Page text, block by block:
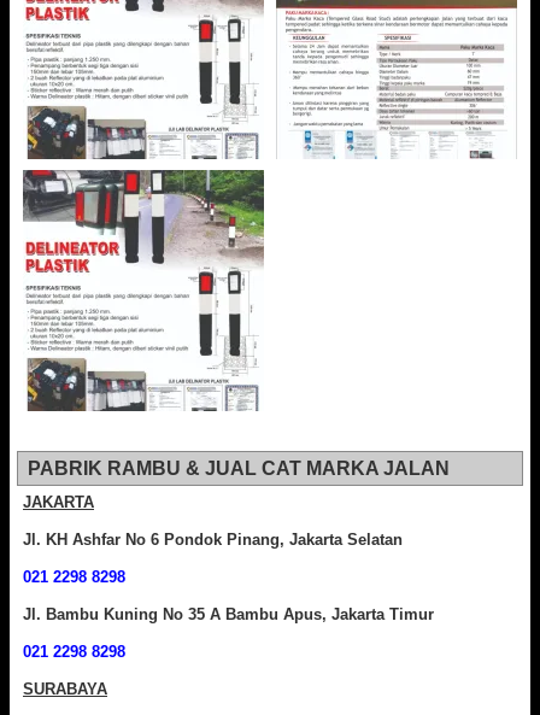
PABRIK RAMBU & JUAL CAT MARKA JALAN
JAKARTA
Jl. KH Ashfar No 6 Pondok Pinang, Jakarta Selatan
021 2298 8298
Jl. Bambu Kuning No 35 A Bambu Apus, Jakarta Timur
021 2298 8298
SURABAYA